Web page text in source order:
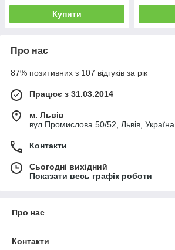
Купити
Про нас
87% позитивних з 107 відгуків за рік
Працює з 31.03.2014
м. Львів
вул.Промислова 50/52, Львів, Україна
Контакти
Сьогодні вихідний
Показати весь графік роботи
Про нас
Контакти